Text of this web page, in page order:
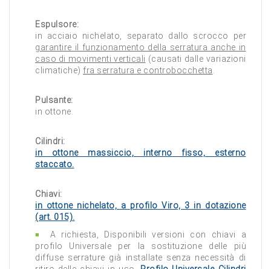
Espulsore:
in acciaio nichelato, separato dallo scrocco per
garantire il funzionamento della serratura anche in
caso di movimenti verticali (causati dalle variazioni
climatiche) fra serratura e controbocchetta
Pulsante:
in ottone.
Cilindri:
in ottone massiccio, interno fisso, esterno
staccato.
Chiavi:
in ottone nichelato, a profilo Viro, 3 in dotazione
(art. 015).
A richiesta, Disponibili versioni con chiavi a
profilo Universale per la sostituzione delle più
diffuse serrature già installate senza necessità di